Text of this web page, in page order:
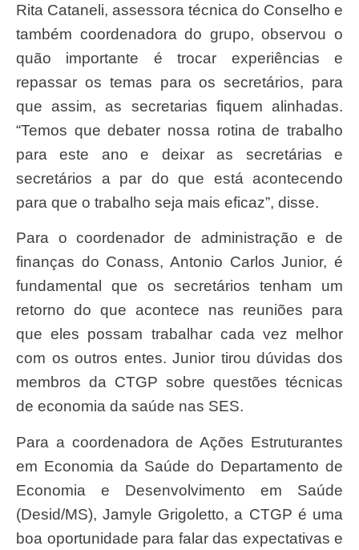
Rita Cataneli, assessora técnica do Conselho e
também coordenadora do grupo, observou o
quão importante é trocar experiências e
repassar os temas para os secretários, para
que assim, as secretarias fiquem alinhadas.
“Temos que debater nossa rotina de trabalho
para este ano e deixar as secretárias e
secretários a par do que está acontecendo
para que o trabalho seja mais eficaz”, disse.
Para o coordenador de administração e de
finanças do Conass, Antonio Carlos Junior, é
fundamental que os secretários tenham um
retorno do que acontece nas reuniões para
que eles possam trabalhar cada vez melhor
com os outros entes. Junior tirou dúvidas dos
membros da CTGP sobre questões técnicas
de economia da saúde nas SES.
Para a coordenadora de Ações Estruturantes
em Economia da Saúde do Departamento de
Economia e Desenvolvimento em Saúde
(Desid/MS), Jamyle Grigoletto, a CTGP é uma
boa oportunidade para falar das expectativas e